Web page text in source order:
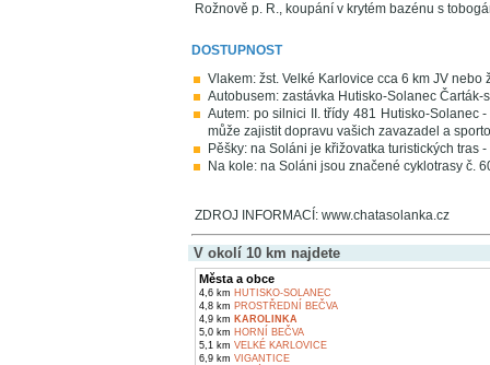
Rožnově p. R., koupání v krytém bazénu s
DOSTUPNOST
Vlakem: žst. Velké Karlovice cca 6 km JV
Autobusem: zastávka Hutisko-Solanec Čarták-
Autem: po silnici II. třídy 481 Hutisko-Solanec
může zajistit dopravu vašich zavazadel a
Pěšky: na Soláni je křižovatka turistických tras
Na kole: na Soláni jsou značené cyklotrasy č.
ZDROJ INFORMACÍ: www.chatasolanka.cz
V okolí 10 km najdete
Města a obce
4,6 km HUTISKO-SOLANEC
4,8 km PROSTŘEDNÍ BEČVA
4,9 km KAROLINKA
5,0 km HORNÍ BEČVA
5,1 km VELKÉ KARLOVICE
6,9 km VIGANTICE